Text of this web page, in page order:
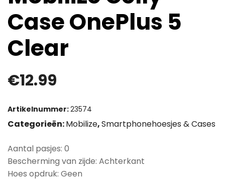
Case OnePlus 5
Clear
€12.99
Artikelnummer:23574
Categorieën:Mobilize,Smartphonehoesjes & Cases
Aantal pasjes: 0
Bescherming van zijde: Achterkant
Hoes opdruk: Geen